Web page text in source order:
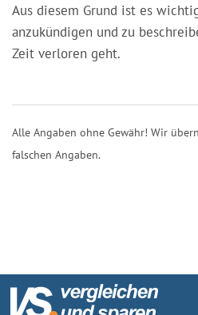
Aus diesem Grund ist es
anzukündigen und zu
Zeit verloren geht.
Alle Angaben ohne Gewähr! Wir
falschen Angaben.